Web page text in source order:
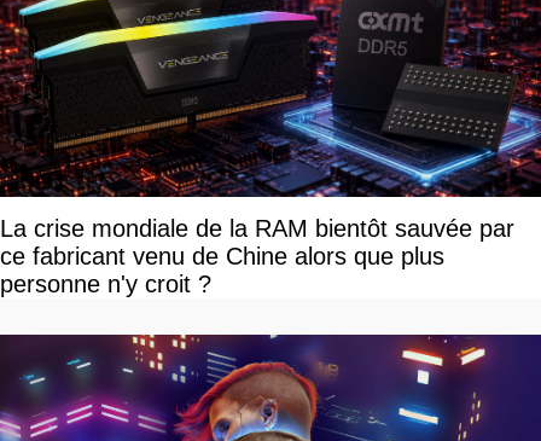
La crise mondiale de la RAM bientôt sauvée par
ce fabricant venu de Chine alors que plus
personne n'y croit ?